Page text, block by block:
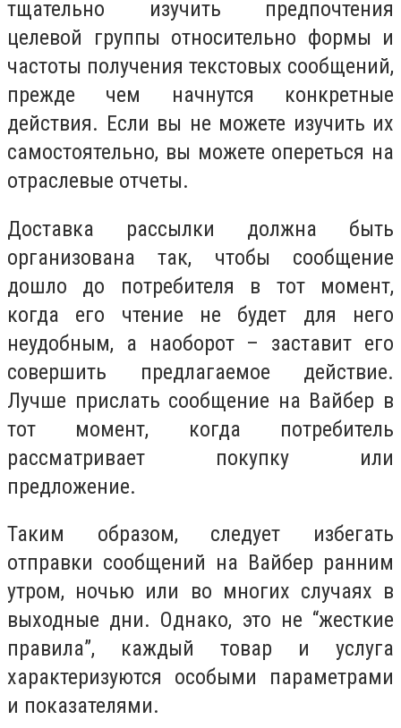
тщательно изучить предпочтения
целевой группы относительно формы и
частоты получения текстовых сообщений,
прежде чем начнутся конкретные
действия. Если вы не можете изучить их
самостоятельно, вы можете опереться на
отраслевые отчеты.
Доставка рассылки должна быть
организована так, чтобы сообщение
дошло до потребителя в тот момент,
когда его чтение не будет для него
неудобным, а наоборот – заставит его
совершить предлагаемое действие.
Лучше прислать сообщение на Вайбер в
тот момент, когда потребитель
рассматривает покупку или
предложение.
Таким образом, следует избегать
отправки сообщений на Вайбер ранним
утром, ночью или во многих случаях в
выходные дни. Однако, это не “жесткие
правила”, каждый товар и услуга
характеризуются особыми параметрами
и показателями.